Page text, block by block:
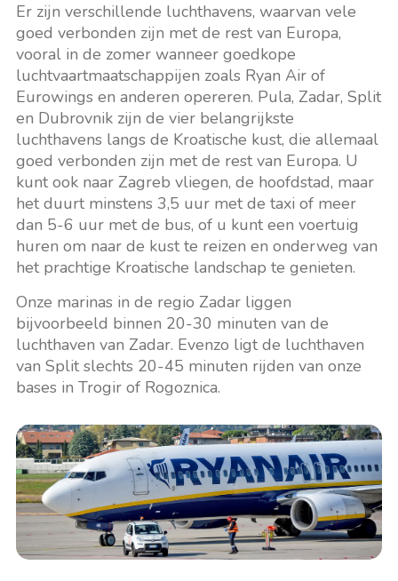
Er zijn verschillende luchthavens, waarvan vele
goed verbonden zijn met de rest van Europa,
vooral in de zomer wanneer goedkope
luchtvaartmaatschappijen zoals Ryan Air of
Eurowings en anderen opereren. Pula, Zadar, Split
en Dubrovnik zijn de vier belangrijkste
luchthavens langs de Kroatische kust, die allemaal
goed verbonden zijn met de rest van Europa. U
kunt ook naar Zagreb vliegen, de hoofdstad, maar
het duurt minstens 3,5 uur met de taxi of meer
dan 5-6 uur met de bus, of u kunt een voertuig
huren om naar de kust te reizen en onderweg van
het prachtige Kroatische landschap te genieten.
Onze marinas in de regio Zadar liggen
bijvoorbeeld binnen 20-30 minuten van de
luchthaven van Zadar. Evenzo ligt de luchthaven
van Split slechts 20-45 minuten rijden van onze
bases in Trogir of Rogoznica.